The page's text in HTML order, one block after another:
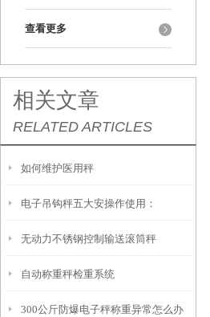
查看更多
相关文章
RELATED ARTICLES
如何维护医用秤
电子吊钩秤五大安操作使用：
无动力不锈钢控制输送滚筒秤
自动称重秤检重系统
300公斤防爆电子秤称重异常怎么办